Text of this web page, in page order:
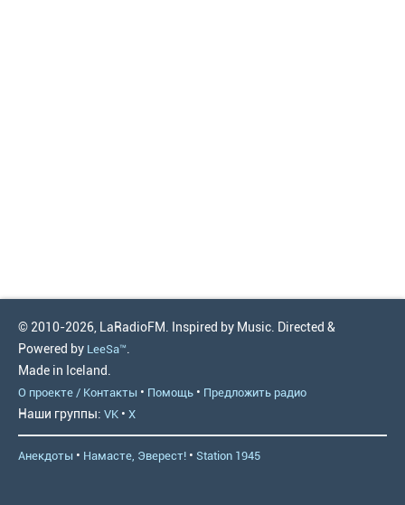
© 2010-2026, LaRadioFM. Inspired by Music. Directed &
Powered by LeeSa™.
Made in Iceland.
О проекте / Контакты • Помощь • Предложить радио
Наши группы: VK • X
Анекдоты • Намасте, Эверест! • Station 1945